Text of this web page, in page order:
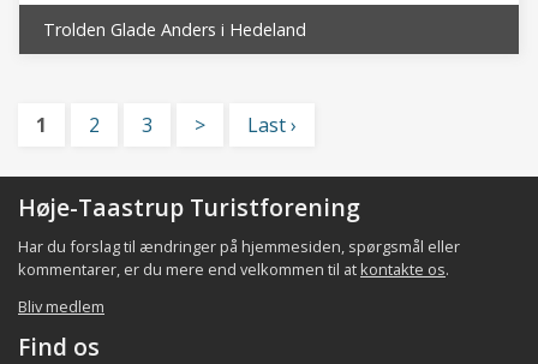
Trolden Glade Anders i Hedeland
1 2 3 > Last ›
Høje-Taastrup Turistforening
Har du forslag til ændringer på hjemmesiden, spørgsmål eller
kommentarer, er du mere end velkommen til at kontakte os.
Bliv medlem
Find os